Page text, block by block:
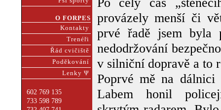
O FORPES
Kontakty
Trenéři
Řád cvičiště
Poděkování
Lenky Ψ
602 769 135
733 598 789
provázely menší či
prvé řadě jsem byla
nedodržování
v silniční dopravě a to
Poprvé mě na dálnici
Labem honil